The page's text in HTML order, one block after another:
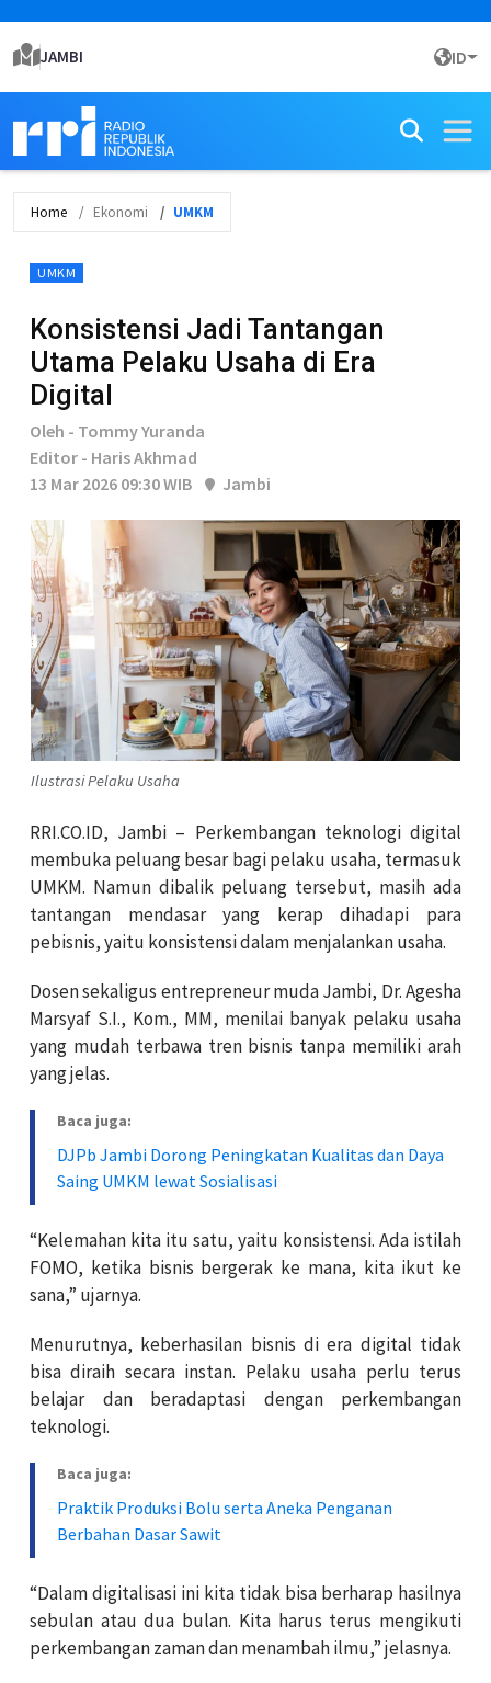
JAMBI ID
Home Ekonomi UMKM
UMKM
Konsistensi Jadi Tantangan
Utama Pelaku Usaha di Era
Digital
Oleh - Tommy Yuranda
Editor - Haris Akhmad
13 Mar 2026 09:30 WIB
Jambi
Ilustrasi Pelaku Usaha
RRI.CO.ID, Jambi – Perkembangan teknologi digital
membuka peluang besar bagi pelaku usaha, termasuk
UMKM. Namun dibalik peluang tersebut, masih ada
tantangan mendasar yang kerap dihadapi para
pebisnis, yaitu konsistensi dalam menjalankan usaha.
Dosen sekaligus entrepreneur muda Jambi, Dr. Agesha
Marsyaf S.I., Kom., MM, menilai banyak pelaku usaha
yang mudah terbawa tren bisnis tanpa memiliki arah
yang jelas.
Baca juga:
DJPb Jambi Dorong Peningkatan Kualitas dan Daya
Saing UMKM lewat Sosialisasi
“Kelemahan kita itu satu, yaitu konsistensi. Ada istilah
FOMO, ketika bisnis bergerak ke mana, kita ikut ke
sana,” ujarnya.
Menurutnya, keberhasilan bisnis di era digital tidak
bisa diraih secara instan. Pelaku usaha perlu terus
belajar dan beradaptasi dengan perkembangan
teknologi.
Baca juga:
Praktik Produksi Bolu serta Aneka Penganan
Berbahan Dasar Sawit
“Dalam digitalisasi ini kita tidak bisa berharap hasilnya
sebulan atau dua bulan. Kita harus terus mengikuti
perkembangan zaman dan menambah ilmu,” jelasnya.